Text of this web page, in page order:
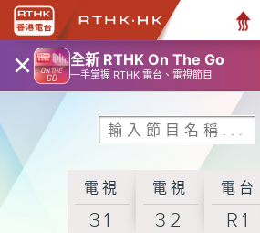
× 全新 RTHK On The Go
一手掌握 RTHK 電台、電視節目
電視
31
電視
32
電台
R1